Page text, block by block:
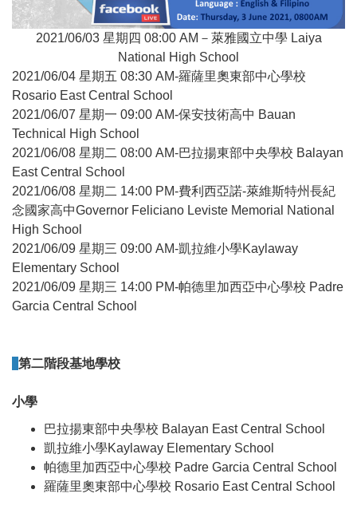
2021/06/03 星期四 08:00 AM－萊雅國立中學 Laiya
National High School
2021/06/04 星期五 08:30 AM-羅薩里奧東部中心學校
Rosario East Central School
2021/06/07 星期一 09:00 AM-保安技術高中 Bauan
Technical High School
2021/06/08 星期二 08:00 AM-巴拉揚東部中央學校 Balayan
East Central School
2021/06/08 星期二 14:00 PM-費利西亞諾-萊維斯特州長紀
念國家高中Governor Feliciano Leviste Memorial National
High School
2021/06/09 星期三 09:00 AM-凱拉維小學Kaylaway
Elementary School
2021/06/09 星期三 14:00 PM-帕德里加西亞中心學校 Padre
Garcia Central School
第二階段基地學校
小學
巴拉揚東部中央學校 Balayan East Central School
凱拉維小學Kaylaway Elementary School
帕德里加西亞中心學校 Padre Garcia Central School
羅薩里奧東部中心學校 Rosario East Central School